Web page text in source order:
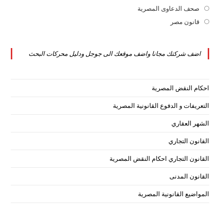
new
صحف الدعاوى المصرية
tab
قانون مصر
new
اضف شركتك مجانا واضف موقعك الى جوجل ودليل محركات البحث
احكام النقض المصرية
التعريفات و الدفوع القانونية المصرية
الشهر العقاري
القانون التجاري
القانون التجاري احكام النقض المصرية
القانون المدنى
المواضيع القانونية المصرية